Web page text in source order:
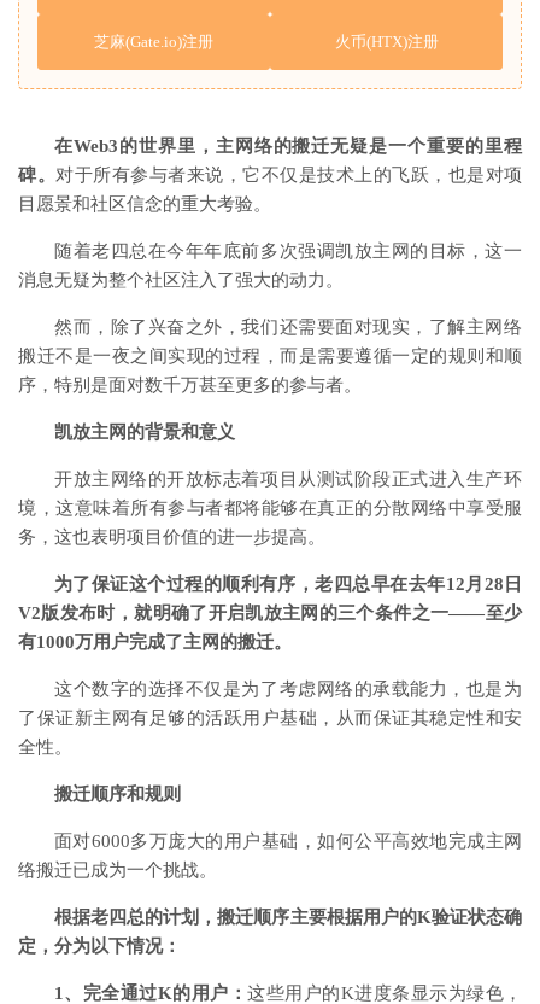
芝麻(Gate.io)注册 火币(HTX)注册
在Web3的世界里，主网络的搬迁无疑是一个重要的里程
碑。 对于所有参与者来说，它不仅是技术上的飞跃，也是对项
目愿景和社区信念的重大考验。
随着老四总在今年年底前多次强调凯放主网的目标，这一
消息无疑为整个社区注入了强大的动力。
然而，除了兴奋之外，我们还需要面对现实，了解主网络
搬迁不是一夜之间实现的过程，而是需要遵循一定的规则和顺
序，特别是面对数千万甚至更多的参与者。
凯放主网的背景和意义
开放主网络的开放标志着项目从测试阶段正式进入生产环
境，这意味着所有参与者都将能够在真正的分散网络中享受服
务，这也表明项目价值的进一步提高。
为了保证这个过程的顺利有序，老四总早在去年12月28日
V2版发布时，就明确了开启凯放主网的三个条件之一——至少
有1000万用户完成了主网的搬迁。
这个数字的选择不仅是为了考虑网络的承载能力，也是为
了保证新主网有足够的活跃用户基础，从而保证其稳定性和安
全性。
搬迁顺序和规则
面对6000多万庞大的用户基础，如何公平高效地完成主网
络搬迁已成为一个挑战。
根据老四总的计划，搬迁顺序主要根据用户的K验证状态确
定，分为以下情况：
1、完全通过K的用户：这些用户的K进度条显示为绿色，